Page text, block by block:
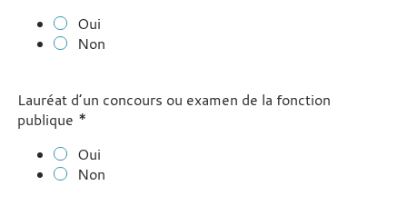
Oui
Non
Lauréat d’un concours ou examen de la fonction
publique *
Oui
Non